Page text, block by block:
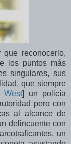
reconocerlo,
los puntos más
singulares, sus
que siempre
West] un policía
pero con
al alcance de
delincuente con
un